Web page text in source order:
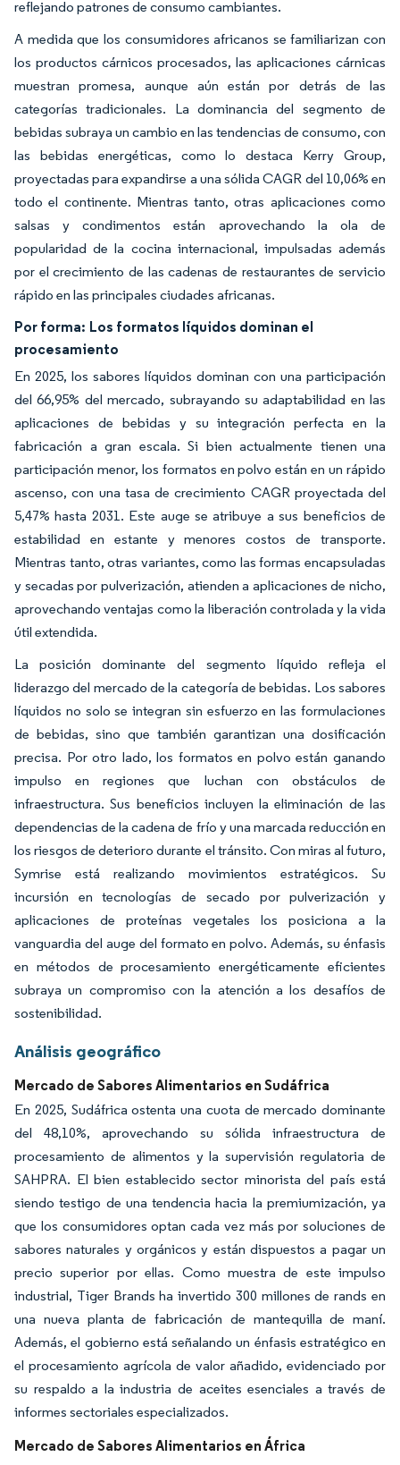
reflejando patrones de consumo cambiantes.
A medida que los consumidores africanos se familiarizan con
los productos cárnicos procesados, las aplicaciones cárnicas
muestran promesa, aunque aún están por detrás de las
categorías tradicionales. La dominancia del segmento de
bebidas subraya un cambio en las tendencias de consumo, con
las bebidas energéticas, como lo destaca Kerry Group,
proyectadas para expandirse a una sólida CAGR del 10,06% en
todo el continente. Mientras tanto, otras aplicaciones como
salsas y condimentos están aprovechando la ola de
popularidad de la cocina internacional, impulsadas además
por el crecimiento de las cadenas de restaurantes de servicio
rápido en las principales ciudades africanas.
Por forma: Los formatos líquidos dominan el
procesamiento
En 2025, los sabores líquidos dominan con una participación
del 66,95% del mercado, subrayando su adaptabilidad en las
aplicaciones de bebidas y su integración perfecta en la
fabricación a gran escala. Si bien actualmente tienen una
participación menor, los formatos en polvo están en un rápido
ascenso, con una tasa de crecimiento CAGR proyectada del
5,47% hasta 2031. Este auge se atribuye a sus beneficios de
estabilidad en estante y menores costos de transporte.
Mientras tanto, otras variantes, como las formas encapsuladas
y secadas por pulverización, atienden a aplicaciones de nicho,
aprovechando ventajas como la liberación controlada y la vida
útil extendida.
La posición dominante del segmento líquido refleja el
liderazgo del mercado de la categoría de bebidas. Los sabores
líquidos no solo se integran sin esfuerzo en las formulaciones
de bebidas, sino que también garantizan una dosificación
precisa. Por otro lado, los formatos en polvo están ganando
impulso en regiones que luchan con obstáculos de
infraestructura. Sus beneficios incluyen la eliminación de las
dependencias de la cadena de frío y una marcada reducción en
los riesgos de deterioro durante el tránsito. Con miras al futuro,
Symrise está realizando movimientos estratégicos. Su
incursión en tecnologías de secado por pulverización y
aplicaciones de proteínas vegetales los posiciona a la
vanguardia del auge del formato en polvo. Además, su énfasis
en métodos de procesamiento energéticamente eficientes
subraya un compromiso con la atención a los desafíos de
sostenibilidad.
Análisis geográfico
Mercado de Sabores Alimentarios en Sudáfrica
En 2025, Sudáfrica ostenta una cuota de mercado dominante
del 48,10%, aprovechando su sólida infraestructura de
procesamiento de alimentos y la supervisión regulatoria de
SAHPRA. El bien establecido sector minorista del país está
siendo testigo de una tendencia hacia la premiumización, ya
que los consumidores optan cada vez más por soluciones de
sabores naturales y orgánicos y están dispuestos a pagar un
precio superior por ellas. Como muestra de este impulso
industrial, Tiger Brands ha invertido 300 millones de rands en
una nueva planta de fabricación de mantequilla de maní.
Además, el gobierno está señalando un énfasis estratégico en
el procesamiento agrícola de valor añadido, evidenciado por
su respaldo a la industria de aceites esenciales a través de
informes sectoriales especializados.
Mercado de Sabores Alimentarios en África